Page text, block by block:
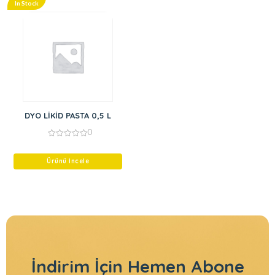
In Stock
DYO LİKİD PASTA 0,5 L
of
0
Ürünü İncele
İndirim İçin Hemen Abone